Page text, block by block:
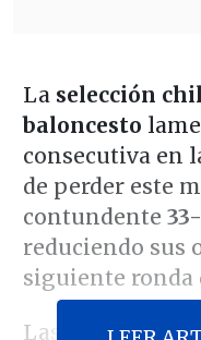
La selección
baloncesto
consecutiva en
de perder este
contundente
reduciendo sus
siguiente ronda
Las dirigidas